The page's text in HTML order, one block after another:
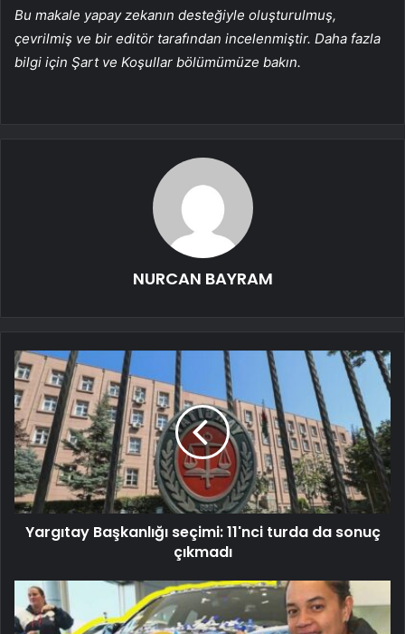
Bu makale yapay zekanın desteğiyle oluşturulmuş,
çevrilmiş ve bir editör tarafından incelenmiştir. Daha fazla
bilgi için Şart ve Koşullar bölümümüze bakın.
NURCAN BAYRAM
Yargıtay Başkanlığı seçimi: 11'nci turda da sonuç
çıkmadı